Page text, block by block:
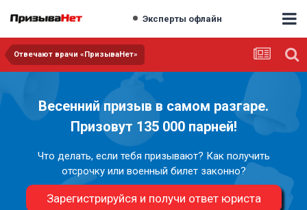
Эксперты офлайн
Отвечают врачи «ПризываНет»
Весенний призыв в самом разгаре.
Призовут 135 000 парней!
Что делать, если тебя призывают? Как получить
отсрочку или военный билет законно?
Зарегистрируйся и получи ответ юриста